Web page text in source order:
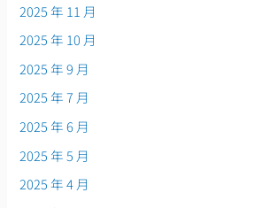
2025 年 11 月
2025 年 10 月
2025 年 9 月
2025 年 7 月
2025 年 6 月
2025 年 5 月
2025 年 4 月